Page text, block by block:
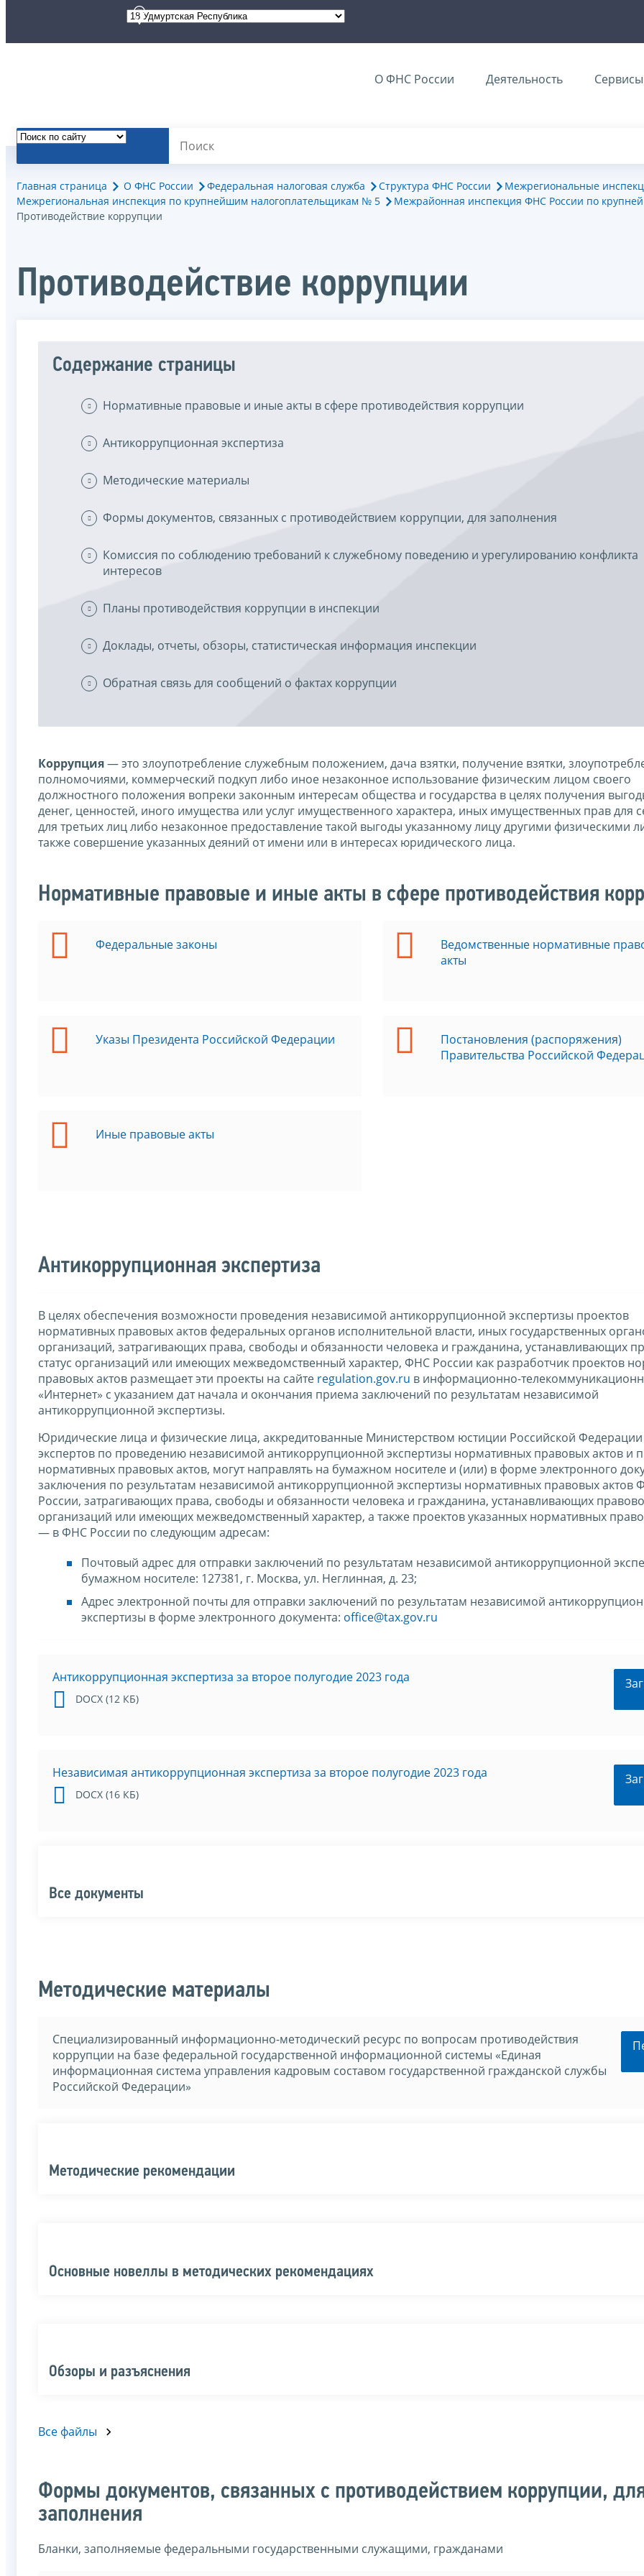
О ФНС России Деятельность Сервисы
Главная страница О ФНС России Федеральная налоговая служба Структура ФНС России
Межрегиональные
Межрегиональная инспекция по крупнейшим налогоплательщикам № 5
Межрайонная инспекция ФНС России по
Противодействие коррупции
Противодействие коррупции
Содержание страницы
Нормативные правовые и иные акты в сфере противодействия коррупции
Антикоррупционная экспертиза
Методические материалы
Формы документов, связанных с противодействием коррупции, для заполнения
Комиссия по соблюдению требований к служебному поведению и урегулированию конфликта
интересов
Планы противодействия коррупции в инспекции
Доклады, отчеты, обзоры, статистическая информация инспекции
Обратная связь для сообщений о фактах коррупции
Коррупция— это злоупотребление служебным положением, дача взятки, получение взятки,
полномочиями, коммерческий подкуп либо иное незаконное использование физическим лицом своего
должностного положения вопреки законным интересам общества и государства в целях получения
денег, ценностей, иного имущества или услуг имущественного характера, иных имущественных прав для
для третьих лиц либо незаконное предоставление такой выгоды указанному лицу другими физическими
также совершение указанных деяний от имени или в интересах юридического лица.
Нормативные правовые и иные акты в сфере противодействия
Федеральные законы
Указы Президента Российской Федерации
Иные правовые акты
Ведомственные нормативные
акты
Постановления (распоряжения)
Правительства Российской
Антикоррупционная экспертиза
В целях обеспечения возможности проведения независимой антикоррупционной экспертизы проектов
нормативных правовых актов федеральных органов исполнительной власти, иных государственных
организаций, затрагивающих права, свободы и обязанности человека и гражданина, устанавливающих
статус организаций или имеющих межведомственный характер, ФНС России как разработчик проектов
правовых актов размещает эти проекты на сайте regulation.gov.ru в информационно-
«Интернет» с указанием дат начала и окончания приема заключений по результатам независимой
антикоррупционной экспертизы.
Юридические лица и физические лица, аккредитованные Министерством юстиции Российской Федерации
экспертов по проведению независимой антикоррупционной экспертизы нормативных правовых актов и
нормативных правовых актов, могут направлять на бумажном носителе и (или) в форме электронного
заключения по результатам независимой антикоррупционной экспертизы нормативных правовых актов
России, затрагивающих права, свободы и обязанности человека и гражданина, устанавливающих
организаций или имеющих межведомственный характер, а также проектов указанных нормативных
— в ФНС России по следующим адресам:
Почтовый адрес для отправки заключений по результатам независимой антикоррупционной
бумажном носителе: 127381, г. Москва, ул. Неглинная, д. 23;
Адрес электронной почты для отправки заключений по результатам независимой
экспертизы в форме электронного документа: office@tax.gov.ru
Антикоррупционная экспертиза за второе полугодие 2023 года
DOCX (12 КБ)
Независимая антикоррупционная экспертиза за второе полугодие 2023 года
DOCX (16 КБ)
Все документы
Методические материалы
Специализированный информационно-методический ресурс по вопросам противодействия
коррупции на базе федеральной государственной информационной системы «Единая
информационная система управления кадровым составом государственной гражданской службы
Российской Федерации»
Методические рекомендации
Основные новеллы в методических рекомендациях
Обзоры и разъяснения
Все файлы
Формы документов, связанных с противодействием коррупции,
заполнения
Бланки, заполняемые федеральными государственными служащими, гражданами